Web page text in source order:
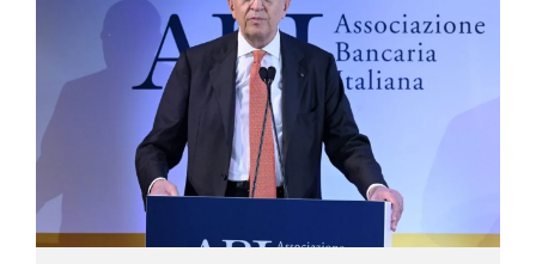
particolare rilevanza emesse nell’esercizio
dell’attività giurisdizionale. In questo numero
l’approfondimento è dedicato, in particolare: alla
recente normativa della UE sugli obblighi
antiriciclaggio (c.d. AML Package), tra cui il
Regolamento Antiriciclaggio e la Direttiva AML;
all’AMLA, ovvero alla nuova Autorità europea che